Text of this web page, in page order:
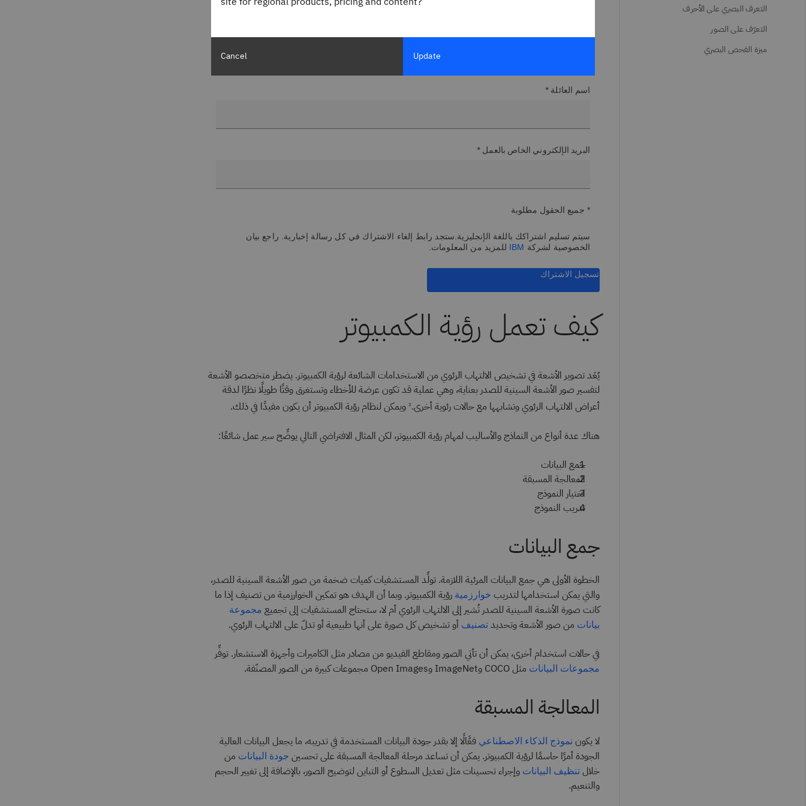
التعرف البصري على الأحرف
التعرّف على الصور
ميزة الفحص البصري
اسم العائلة *
البريد الإلكتروني الخاص بالعمل *
* جميع الحقول مطلوبة
سيتم تسليم اشتراكك باللغة الإنجليزية.ستجد رابط إلغاء الاشتراك في كل رسالة إخبارية. راجع بيان
الخصوصية لشركة
للمزيد من المعلومات.
تسجيل الاشتراك
كيف تعمل رؤية الكمبيوتر
يُعَد تصوير الأشعة في تشخيص الالتهاب الرئوي من الاستخدامات الشائعة لرؤية الكمبيوتر. يضطر متخصصو الأشعة
لتفسير صور الأشعة السينية للصدر بعناية، وهي عملية قد تكون عرضة للأخطاء وتستغرق وقتًا طويلًا نظرًا لدقة
أعراض الالتهاب الرئوي وتشابهها مع حالات رئوية أخرى.2 ويمكن لنظام رؤية الكمبيوتر أن يكون مفيدًا في ذلك.
هناك عدة أنواع من النماذج والأساليب لمهام رؤية الكمبيوتر، لكن المثال الافتراضي التالي يوضِّح سير عمل شائعًا:
جمع البيانات
المعالجة المسبقة
اختيار النموذج
تدريب النموذج
جمع البيانات
الخطوة الأولى هي جمع البيانات المرئية اللازمة. تولِّد المستشفيات كميات ضخمة من صور الأشعة السينية للصدر،
والتي يمكن استخدامها لتدريب خوارزمية رؤية الكمبيوتر. وبما أن الهدف هو تمكين الخوارزمية من تصنيف إذا ما
كانت صورة الأشعة السينية للصدر تُشير إلى الالتهاب الرئوي أم لا، ستحتاج المستشفيات إلى تجميع مجموعة
بيانات من صور الأشعة وتحديد تصنيف أو تشخيص كل صورة على أنها طبيعية أو تدلّ على الالتهاب الرئوي.
في حالات استخدام أخرى، يمكن أن تأتي الصور ومقاطع الفيديو من مصادر مثل الكاميرات وأجهزة الاستشعار. توفِّر
مجموعات البيانات مثل COCO وImageNet وOpen Images مجموعات كبيرة من الصور المصنّفة.
المعالجة المسبقة
لا يكون نموذج الذكاء الاصطناعي فعَّالًا إلا بقدر جودة البيانات المستخدمة في تدريبه، ما يجعل البيانات العالية
الجودة أمرًا حاسمًا لرؤية الكمبيوتر. يمكن أن تساعد مرحلة المعالجة المسبقة على تحسين جودة البيانات من
خلال تنظيف البيانات وإجراء تحسينات مثل تعديل السطوع أو التباين لتوضيح الصور، بالإضافة إلى تغيير الحجم
والتنعيم.
Cancel Update